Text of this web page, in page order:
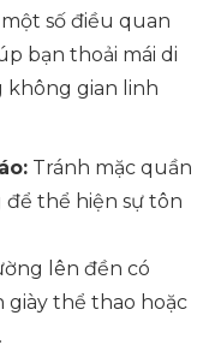
số điều quan
bạn thoải mái di
không gian linh
Tránh mặc quần
để thể hiện sự tôn
lên đền có
giày thể thao hoặc